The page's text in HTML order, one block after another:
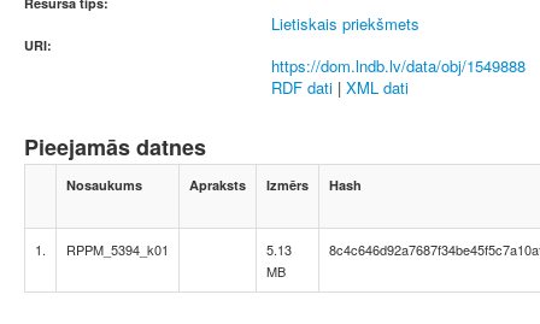
Lietiskais priekšmets
URI:
https://dom.lndb.lv/data/obj/1549888
RDF dati | XML dati
Pieejamās datnes
Nosaukums Apraksts Izmērs Hash
1. RPPM_5394_k01
5.13
MB